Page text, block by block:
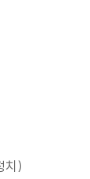
치)